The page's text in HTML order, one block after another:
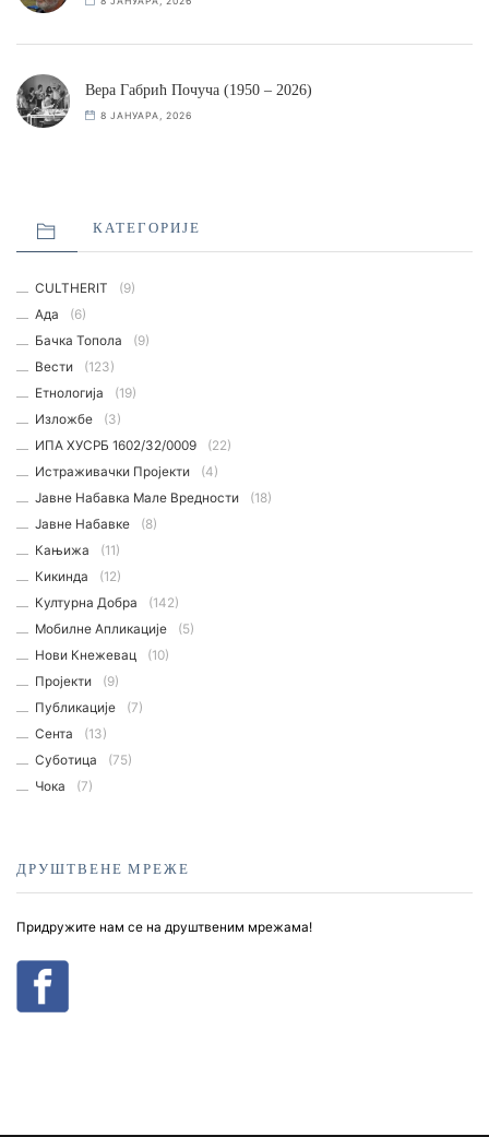
Вера Габрић Почуча (1950 – 2026)
8 ЈАНУАРА, 2026
КАТЕГОРИЈЕ
CULTHERIT
(9)
Ада
(6)
Бачка Топола
(9)
Вести
(123)
Етнологијa
(19)
Изложбе
(3)
ИПА ХУСРБ 1602/32/0009
(22)
Истраживачки Пројекти
(4)
Јавне Набавка Мале Вредности
(18)
Јавне Набавке
(8)
Кањижа
(11)
Кикинда
(12)
Културна Добра
(142)
Мобилне Апликације
(5)
Нови Кнежевац
(10)
Пројекти
(9)
Публикације
(7)
Сента
(13)
Суботица
(75)
Чока
(7)
ДРУШТВЕНЕ МРЕЖЕ
Придружите нам се на друштвеним мрежама!